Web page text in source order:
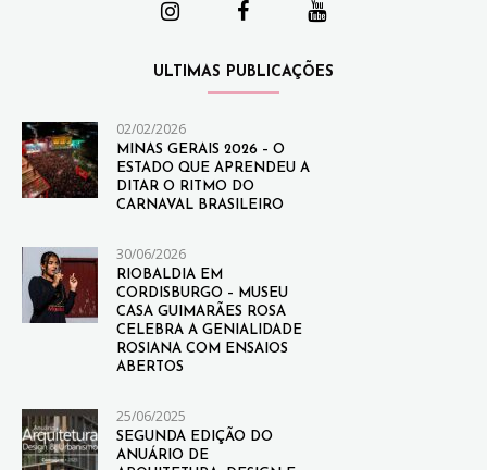
ULTIMAS PUBLICAÇÕES
02/02/2026
MINAS GERAIS 2026 – O
ESTADO QUE APRENDEU A
DITAR O RITMO DO
CARNAVAL BRASILEIRO
30/06/2026
RIOBALDIA EM
CORDISBURGO – MUSEU
CASA GUIMARÃES ROSA
CELEBRA A GENIALIDADE
ROSIANA COM ENSAIOS
ABERTOS
25/06/2025
SEGUNDA EDIÇÃO DO
ANUÁRIO DE